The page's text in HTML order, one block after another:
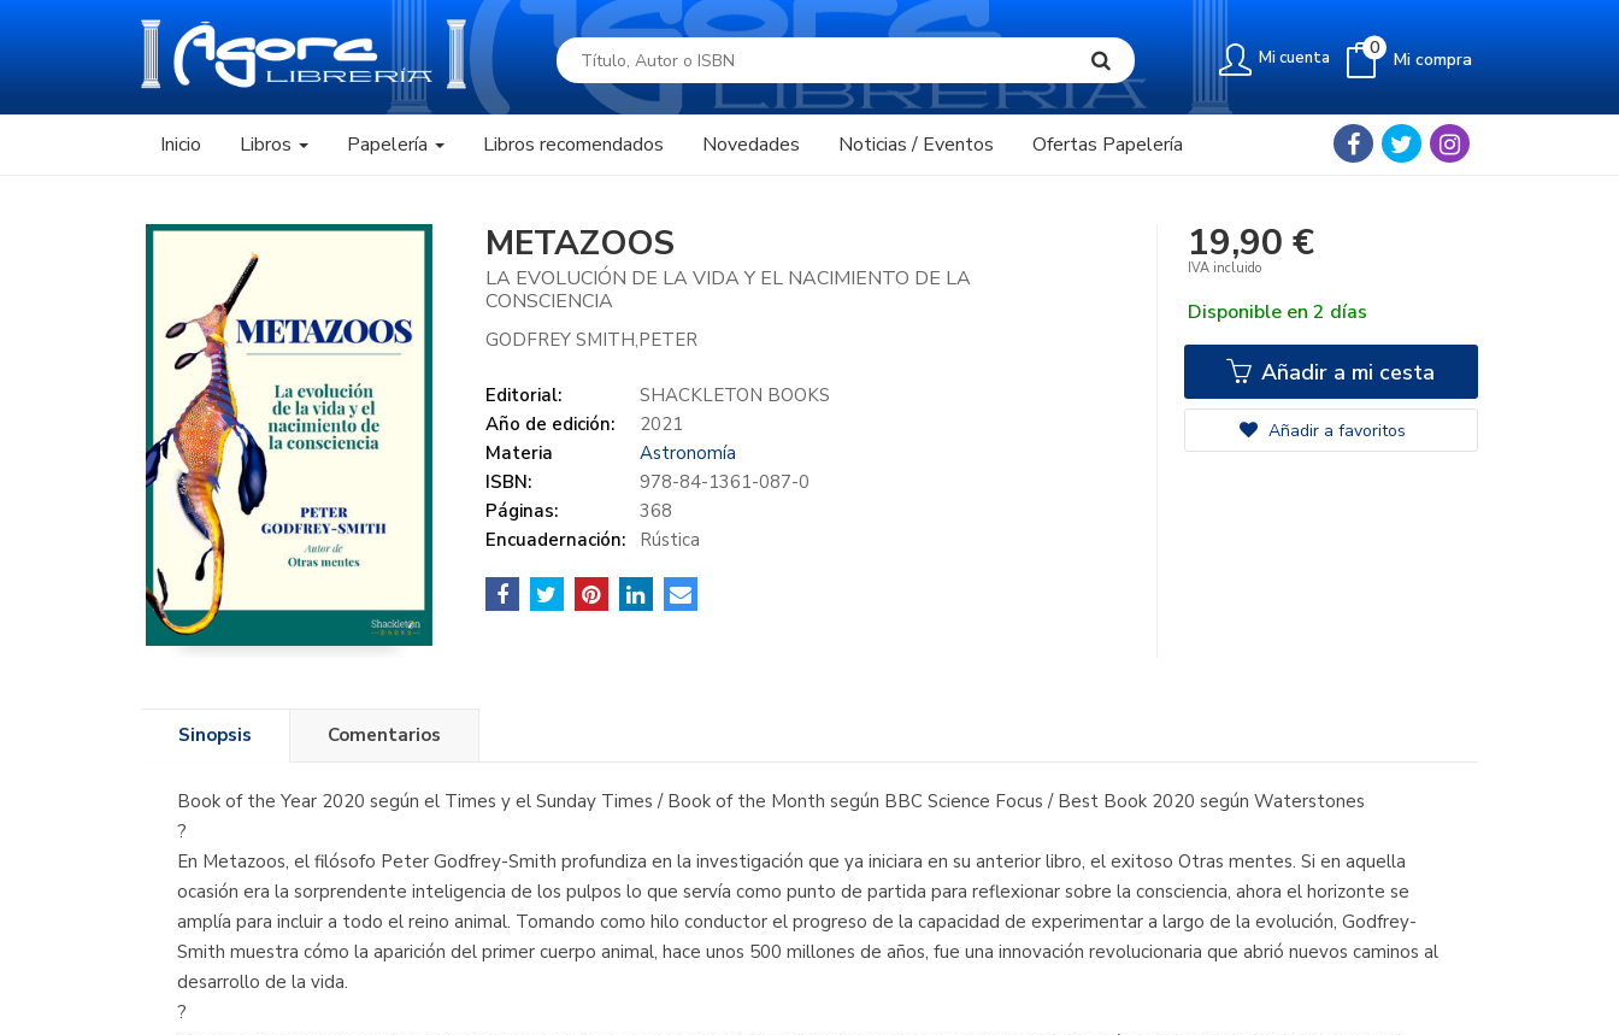
Mi cuenta Mi compra
0
Inicio Libros Papelería Libros recomendados Novedades Noticias / Eventos Ofertas Papelería
METAZOOS
LA EVOLUCIÓN DE LA VIDA Y EL NACIMIENTO DE LA
CONSCIENCIA
GODFREY SMITH,PETER
Editorial:
SHACKLETON BOOKS
Año de edición:
2021
Materia
Astronomía
ISBN:
978-84-1361-087-0
Páginas:
368
Encuadernación:
Rústica
19,90 €
IVA incluido
Disponible en 2 días
Añadir a mi cesta
Añadir a favoritos
Sinopsis Comentarios
Book of the Year 2020 según el Times y el Sunday Times / Book of the Month según BBC Science Focus / Best Book 2020 según Waterstones
?
En Metazoos, el filósofo Peter Godfrey-Smith profundiza en la investigación que ya iniciara en su anterior libro, el exitoso Otras mentes. Si en aquella
ocasión era la sorprendente inteligencia de los pulpos lo que servía como punto de partida para reflexionar sobre la consciencia, ahora el horizonte se
amplía para incluir a todo el reino animal. Tomando como hilo conductor el progreso de la capacidad de experimentar a largo de la evolución, Godfrey-
Smith muestra cómo la aparición del primer cuerpo animal, hace unos 500 millones de años, fue una innovación revolucionaria que abrió nuevos caminos al
desarrollo de la vida.
?